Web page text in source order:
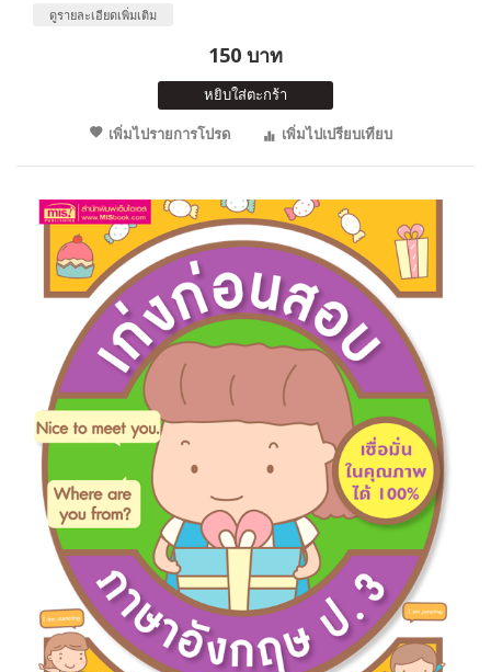
ดูรายละเอียดเพิ่มเติม
150 บาท
หยิบใส่ตะกร้า
เพิ่มไปรายการโปรด
เพิ่มไปเปรียบเทียบ